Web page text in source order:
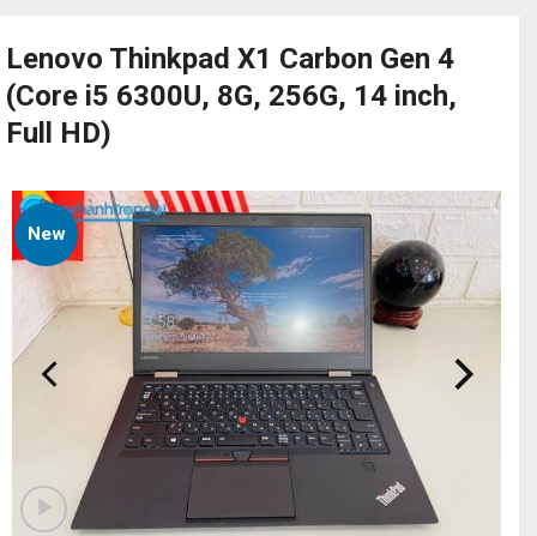
Lenovo Thinkpad X1 Carbon Gen 4
(Core i5 6300U, 8G, 256G, 14 inch,
Full HD)
New